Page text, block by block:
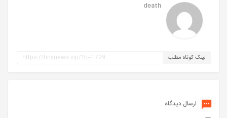
death
لینک کوتاه مطلب
ارسال دیدگاه